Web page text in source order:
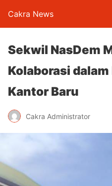
Cakra News
Sekwil NasDem
Kolaborasi
Kantor Baru
Cakra Administrator